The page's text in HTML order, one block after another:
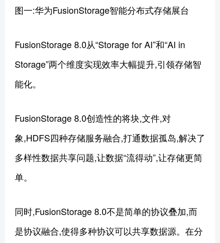
图一:华为FusionStorage智能分布式存储展台
FusionStorage 8.0从“Storage for AI”和“AI in
Storage”两个维度实现效率大幅提升,引领存储智
能化。
FusionStorage 8.0创造性的将块,文件,对
象,HDFS四种存储服务融合,打通数据孤岛,解决了
多样性数据共享问题,让数据“流得动”,让存储更简
单。
同时,FusionStorage 8.0不是简单的协议叠加,而
是协议融合,使得多种协议可以共享数据源。在分